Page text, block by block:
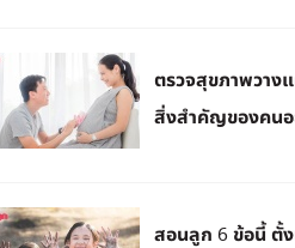
ตรวจสุขภาพวาง
สิ่งสำคัญของคน
สอนลูก 6 ข้อนี้ ตั้